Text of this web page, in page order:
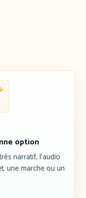
option
narratif, l’audio
une marche ou un